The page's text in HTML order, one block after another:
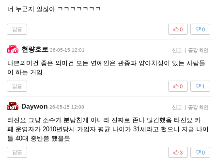
너 누군지 알잖아 ㅋㅋㅋㅋㅋㅋㅋ
답글 0
0
현량호로 26-05-15 12:01 신고 | 공감 확인
나쁜의미건 좋은 의미건 모든 연예인은 관종과 양아치성이 있는 사람들
이 하는 거임
답글 1
0
Daywon 26-05-15 12:08 신고 | 공감 확인
타진요 그냥 소수가 분탕친게 아니라 진짜로 존나 많긴했음 타진요 카
페 운영자가 2010년당시 가입자 평균 나이가 31세라고 했으니 지금 나이
들 40대 중반쯤 됐을듯
답글 0
3